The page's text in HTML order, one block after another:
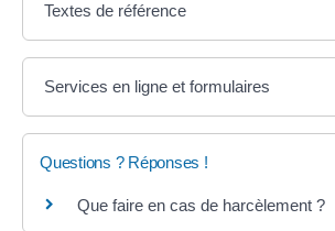
Textes de référence
Services en ligne et formulaires
Questions ? Réponses !
Que faire en cas de harcèlement ?